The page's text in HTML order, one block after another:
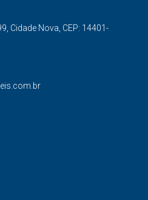
Cidade Nova, CEP: 14401-